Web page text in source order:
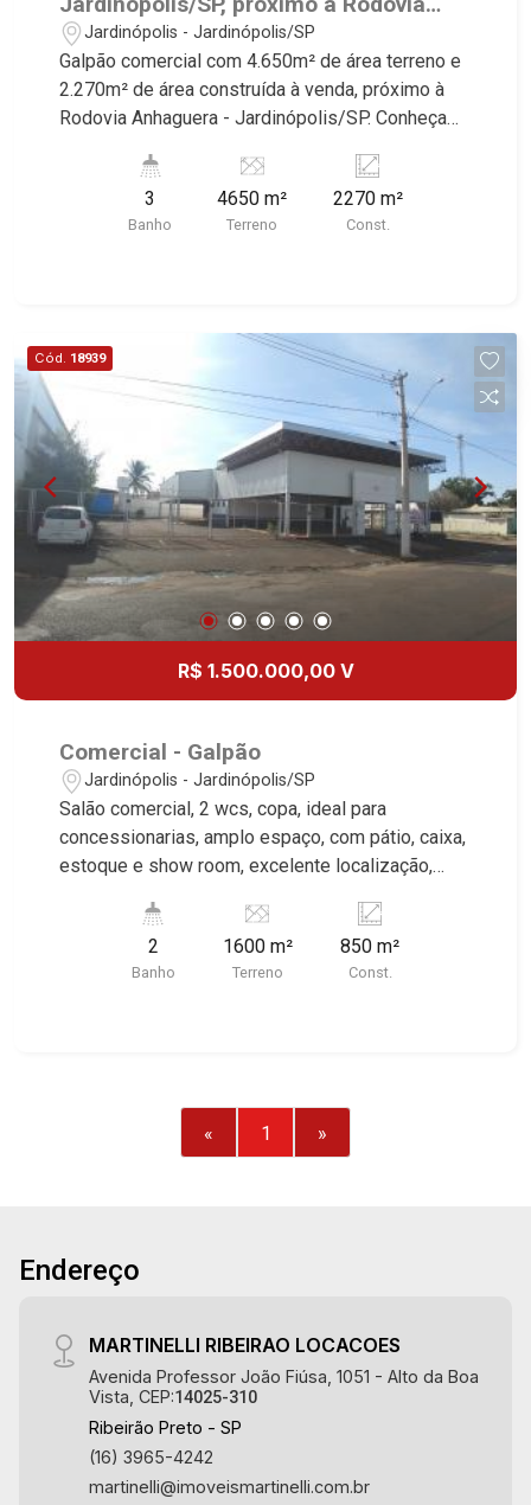
Anhaguera.
Jardinópolis - Jardinópolis/SP
Galpão comercial com 4.650m² de área terreno e
2.270m² de área construída à venda, próximo à
Rodovia Anhaguera - Jardinópolis/SP. Conheça
Imobiliária selecionou para você: - 62m² de área
feminino - Refeitório - 5 docas - Transformador -
desde 2000! Avenida João Fiúsa, 1051 - Alto da
Boa Vista | Ribeirão Preto.
3
Banho
4650 m²
Terreno
2270 m²
Const.
Cód. 18939
R$ 1.500.000,00 V
Comercial - Galpão
Jardinópolis - Jardinópolis/SP
Salão comercial, 2 wcs, copa, ideal para
concessionarias, amplo espaço, com pátio, caixa,
estoque e show room, excelente localização,
alugado, ideal para renda.*
2
Banho
1600 m²
Terreno
850 m²
Const.
« 1 »
Endereço
MARTINELLI RIBEIRAO LOCACOES
Avenida Professor João Fiúsa, 1051 - Alto da Boa
Vista, CEP:14025-310
Ribeirão Preto - SP
(16) 3965-4242
martinelli@imoveismartinelli.com.br